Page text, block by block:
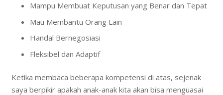
Mampu Membuat Keputusan yang Benar dan Tepat
Mau Membantu Orang Lain
Handal Bernegosiasi
Fleksibel dan Adaptif
Ketika membaca beberapa kompetensi di atas, sejenak
saya berpikir apakah anak-anak kita akan bisa menguasai